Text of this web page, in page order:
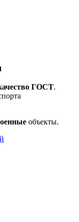
ГОСТ.
объекты.